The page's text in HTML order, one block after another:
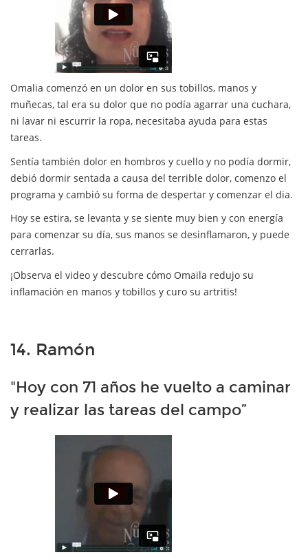
Omalia comenzó en un dolor en sus tobillos, manos y
muñecas, tal era su dolor que no podía agarrar una cuchara,
ni lavar ni escurrir la ropa, necesitaba ayuda para estas
tareas.
Sentía también dolor en hombros y cuello y no podía dormir,
debió dormir sentada a causa del terrible dolor, comenzo el
programa y cambió su forma de despertar y comenzar el dia.
Hoy se estira, se levanta y se siente muy bien y con energía
para comenzar su día, sus manos se desinflamaron, y puede
cerrarlas.
¡Observa el video y descubre cómo Omaila redujo su
inflamación en manos y tobillos y curo su artritis!
14. Ramón
"Hoy con 71 años he vuelto a caminar
y realizar las tareas del campo”